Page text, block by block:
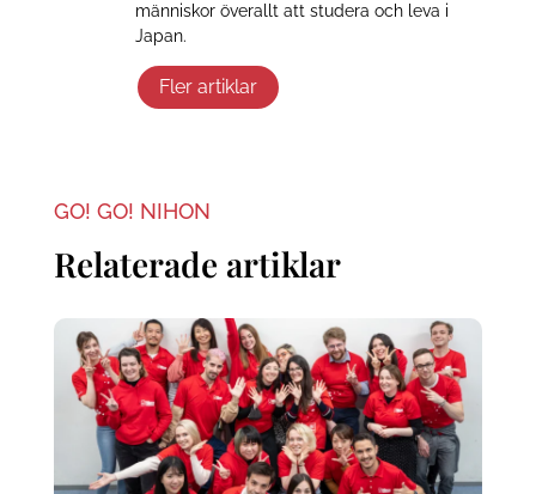
människor överallt att studera och leva i
Japan.
Fler artiklar
GO! GO! NIHON
Relaterade artiklar